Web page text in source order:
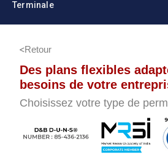
Terminale
Retour
Des plans flexibles
besoins de votre
Choisissez votre type de